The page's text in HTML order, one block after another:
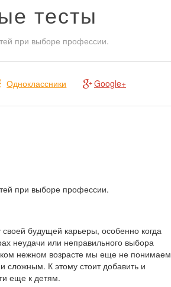
тесты
при выборе профессии.
Одноклассники Google+
при выборе профессии.
будущей карьеры, особенно когда
неудачи или неправильного выбора
нежном возрасте мы еще не понимаем
сложным. К этому стоит добавить и
еще к детям.